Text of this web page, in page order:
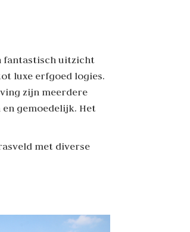
fantastisch uitzicht
luxe erfgoed logies.
zijn meerdere
gemoedelijk. Het
met diverse